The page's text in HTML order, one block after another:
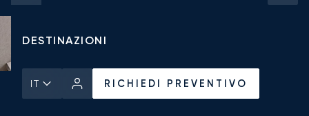
JET PRIVATI
DESTINAZIONI
IT
RICHIEDI PREVENTIVO
RICHIEDI PREVENTIVO